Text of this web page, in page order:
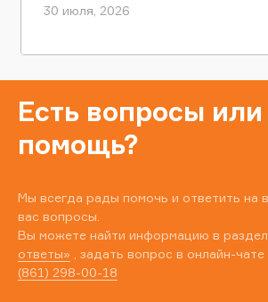
30 июля, 2026
Есть вопросы
помощь?
Мы всегда рады помочь и ответить на
вас вопросы.
Вы можете найти информацию в
ответы» , задать вопрос в онлайн-чате
(861) 298-00-18